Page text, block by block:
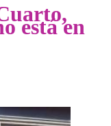
está en